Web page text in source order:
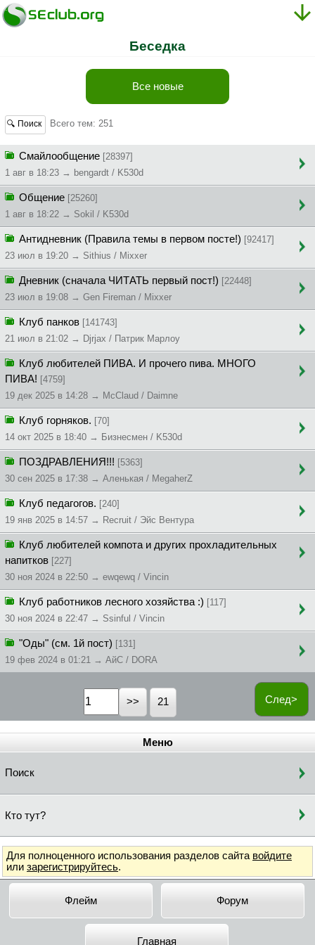
Беседка
Все новые
🔍 Поиск Всего тем: 251
Смайлообщение [28397]
1 авг в 18:23 → bengardt / K530d
Общение [25260]
1 авг в 18:22 → Sokil / K530d
Антидневник (Правила темы в первом посте!) [92417]
23 июл в 19:20 → Sithius / Mixxer
Дневник (сначала ЧИТАТЬ первый пост!) [22448]
23 июл в 19:08 → Gen Fireman / Mixxer
Клуб панков [141743]
21 июл в 21:02 → Djrjax / Патрик Марлоу
Клуб любителей ПИВА. И прочего пива. МНОГО
ПИВА! [4759]
19 дек 2025 в 14:28 → McClaud / Daimne
Клуб горняков. [70]
14 окт 2025 в 18:40 → Бизнесмен / K530d
ПОЗДРАВЛЕНИЯ!!! [5363]
30 сен 2025 в 17:38 → Аленькая / MegaherZ
Клуб педагогов. [240]
19 янв 2025 в 14:57 → Recruit / Эйс Вентура
Клуб любителей компота и других прохладительных
напитков [227]
30 ноя 2024 в 22:50 → ewqewq / Vincin
Клуб работников лесного хозяйства :) [117]
30 ноя 2024 в 22:47 → Ssinful / Vincin
"Оды" (см. 1й пост) [131]
19 фев 2024 в 01:21 → АйС / DORA
След>
21
Меню
Поиск
Кто тут?
Для полноценного использования разделов сайта войдите
или зарегистрируйтесь.
Флейм Форум
Главная